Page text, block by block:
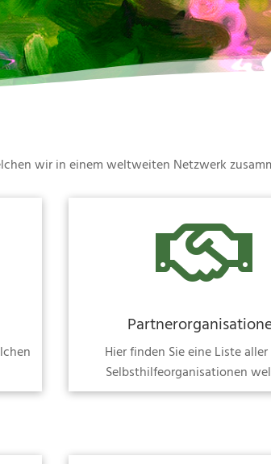
wir in einem weltweiten Netzwerk

Hier finden Sie eine Liste aller
Selbsthilfeorganisationen